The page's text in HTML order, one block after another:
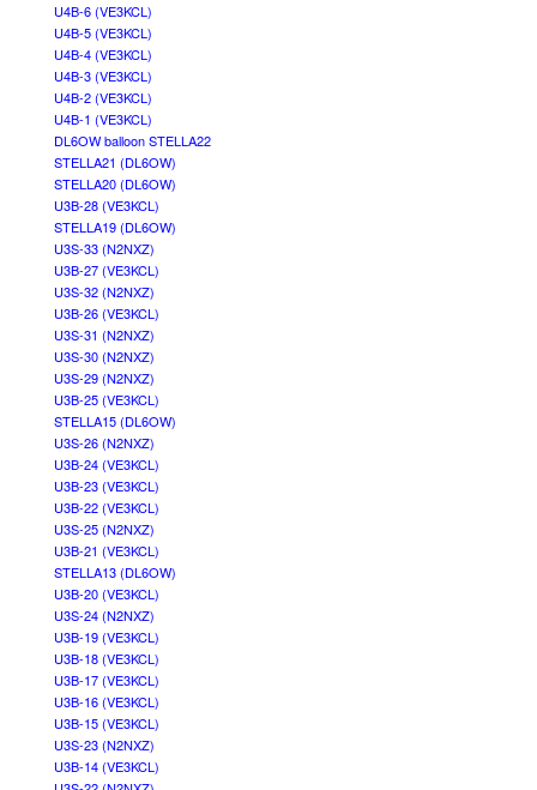
U4B-6 (VE3KCL)
U4B-5 (VE3KCL)
U4B-4 (VE3KCL)
U4B-3 (VE3KCL)
U4B-2 (VE3KCL)
U4B-1 (VE3KCL)
DL6OW balloon STELLA22
STELLA21 (DL6OW)
STELLA20 (DL6OW)
U3B-28 (VE3KCL)
STELLA19 (DL6OW)
U3S-33 (N2NXZ)
U3B-27 (VE3KCL)
U3S-32 (N2NXZ)
U3B-26 (VE3KCL)
U3S-31 (N2NXZ)
U3S-30 (N2NXZ)
U3S-29 (N2NXZ)
U3B-25 (VE3KCL)
STELLA15 (DL6OW)
U3S-26 (N2NXZ)
U3B-24 (VE3KCL)
U3B-23 (VE3KCL)
U3B-22 (VE3KCL)
U3S-25 (N2NXZ)
U3B-21 (VE3KCL)
STELLA13 (DL6OW)
U3B-20 (VE3KCL)
U3S-24 (N2NXZ)
U3B-19 (VE3KCL)
U3B-18 (VE3KCL)
U3B-17 (VE3KCL)
U3B-16 (VE3KCL)
U3B-15 (VE3KCL)
U3S-23 (N2NXZ)
U3B-14 (VE3KCL)